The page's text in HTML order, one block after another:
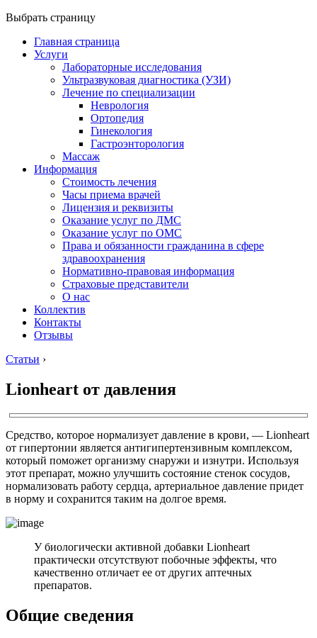
Выбрать страницу
Главная страница
Услуги
Лабораторные исследования
Ультразвуковая диагностика (УЗИ)
Лечение по специализации
Неврология
Ортопедия
Гинекология
Гастроэнторология
Массаж
Информация
Стоимость лечения
Часы приема врачей
Лицензия и реквизиты
Оказание услуг по ДМС
Оказание услуг по ОМС
Права и обязанности гражданина в сфере
здравоохранения
Нормативно-правовая информация
Страховые представители
О нас
Коллектив
Контакты
Отзывы
Статьи ›
Lionheart от давления
Средство, которое нормализует давление в крови, — Lionheart
от гипертонии является антигипертензивным комплексом,
который поможет организму снаружи и изнутри. Используя
этот препарат, можно улучшить состояние стенок сосудов,
нормализовать работу сердца, артериальное давление придет
в норму и сохранится таким на долгое время.
У биологически активной добавки Lionheart
практически отсутствуют побочные эффекты, что
качественно отличает ее от других аптечных
препаратов.
Общие сведения